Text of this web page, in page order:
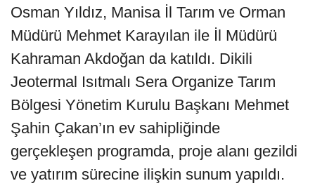
Osman Yıldız, Manisa İl Tarım ve Orman
Müdürü Mehmet Karayılan ile İl Müdürü
Kahraman Akdoğan da katıldı. Dikili
Jeotermal Isıtmalı Sera Organize Tarım
Bölgesi Yönetim Kurulu Başkanı Mehmet
Şahin Çakan’ın ev sahipliğinde
gerçekleşen programda, proje alanı gezildi
ve yatırım sürecine ilişkin sunum yapıldı.